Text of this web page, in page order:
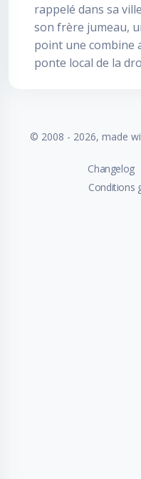
rappelé dans sa
son frère jumeau,
point une combine
ponte local de la
© 2008 - 2026, made
Changelog
Conditions